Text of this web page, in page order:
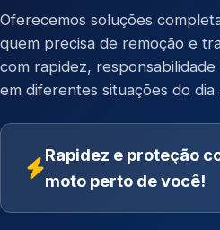
Oferecemos soluções
quem precisa de remoção e
com rapidez,
em diferentes situações do dia
Rapidez e proteção
moto perto de você!